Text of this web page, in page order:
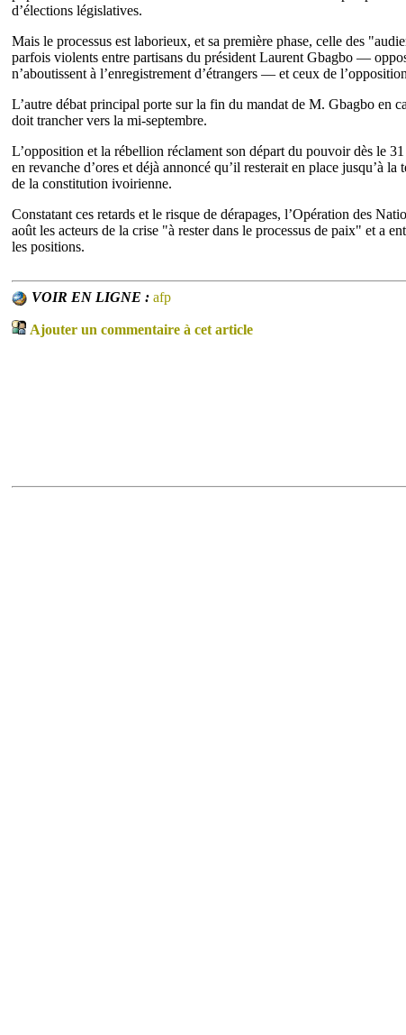
d’élections législatives.
Mais le processus est laborieux, et sa première phase, celle des
parfois violents entre partisans du président Laurent Gbagbo —
n’aboutissent à l’enregistrement d’étrangers — et ceux de
L’autre débat principal porte sur la fin du mandat de M. Gbagbo en
doit trancher vers la mi-septembre.
L’opposition et la rébellion réclament son départ du pouvoir dès le
en revanche d’ores et déjà annoncé qu’il resterait en place jusqu’à
de la constitution ivoirienne.
Constatant ces retards et le risque de dérapages, l’Opération des
août les acteurs de la crise "à rester dans le processus de paix" et a
les positions.
VOIR EN LIGNE : afp
Ajouter un commentaire à cet article